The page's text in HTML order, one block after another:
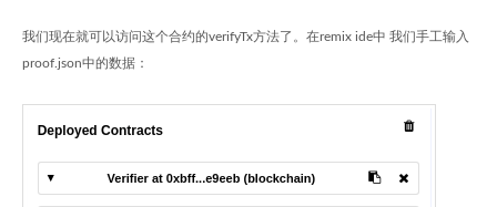
我们现在就可以访问这个合约的verifyTx方法了。在remix ide中 我们手工输入
proof.json中的数据：